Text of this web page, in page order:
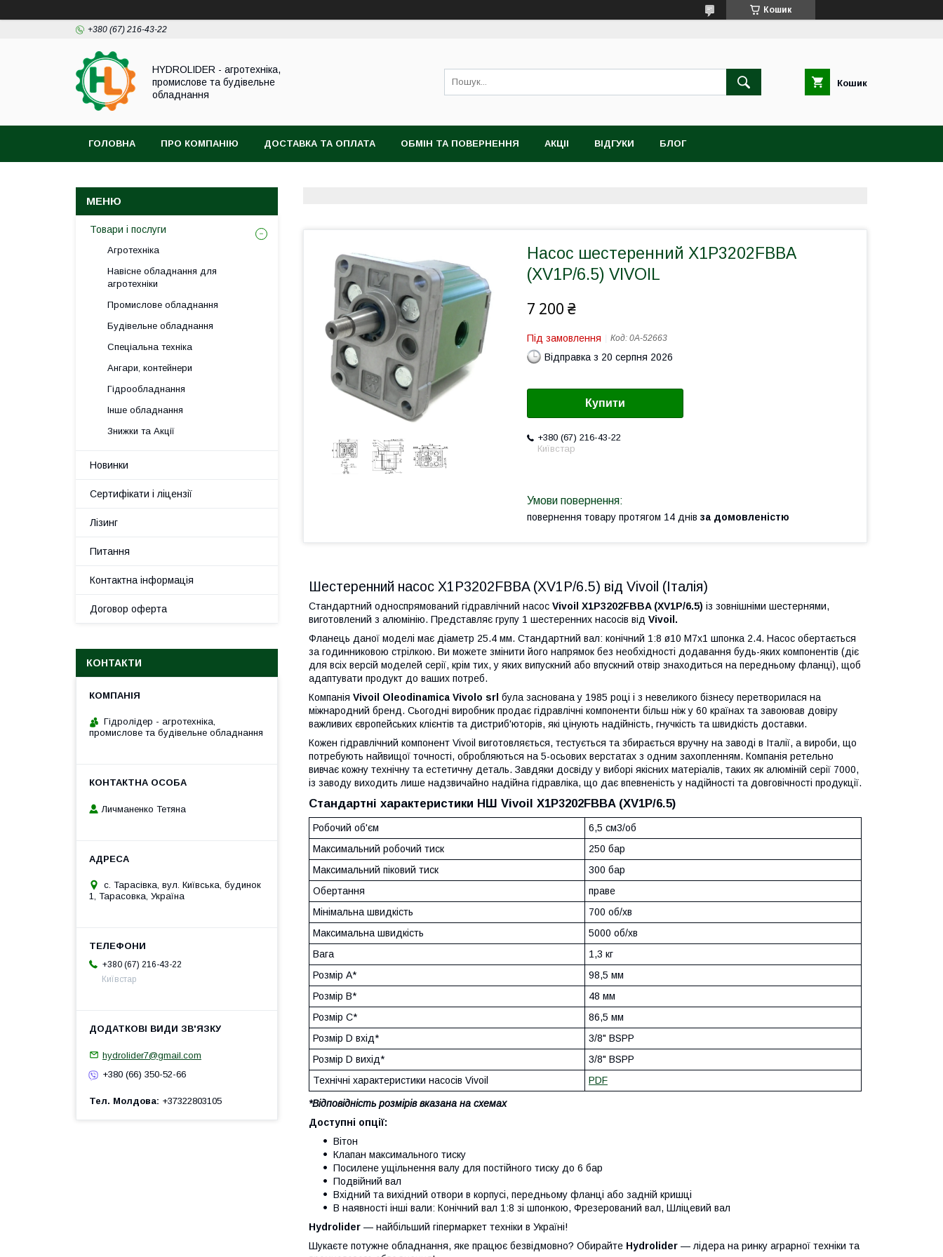
Кошик
+380 (67) 216-43-22
HYDROLIDER - агротехніка,
промислове та будівельне
обладнання
Кошик
ГОЛОВНА ПРО КОМПАНІЮ ДОСТАВКА ТА ОПЛАТА ОБМІН ТА ПОВЕРНЕННЯ АКЦІІ ВІДГУКИ БЛОГ
Насос шестеренний X1P3202FBBA
(XV1P/6.5) VIVOIL
7 200 ₴
Під замовлення Код: 0А-52663
Відправка з 20 серпня 2026
Купити
+380 (67) 216-43-22
Київстар
повернення товару протягом 14 днів за домовленістю
Шестеренний насос X1P3202FBBA (XV1P/6.5) від Vivoil (Італія)
Стандартний односпрямований гідравлічний насос Vivoil X1P3202FBBA (XV1P/6.5) із зовнішніми шестернями,
виготовлений з алюмінію. Представляє групу 1 шестеренних насосів від Vivoil.
Фланець даної моделі має діаметр 25.4 мм. Стандартний вал: конічний 1:8 ø10 M7x1 шпонка 2.4. Насос обертається
за годинниковою стрілкою. Ви можете змінити його напрямок без необхідності додавання будь-яких компонентів (діє
для всіх версій моделей серії, крім тих, у яких випускний або впускний отвір знаходиться на передньому фланці), щоб
адаптувати продукт до ваших потреб.
Компанія Vivoil Oleodinamica Vivolo srl була заснована у 1985 році і з невеликого бізнесу перетворилася на
міжнародний бренд. Сьогодні виробник продає гідравлічні компоненти більш ніж у 60 країнах та завоював довіру
важливих європейських клієнтів та дистриб'юторів, які цінують надійність, гнучкість та швидкість доставки.
Кожен гідравлічний компонент Vivoil виготовляється, тестується та збирається вручну на заводі в Італії, а вироби, що
потребують найвищої точності, обробляються на 5-осьових верстатах з одним захопленням. Компанія ретельно
вивчає кожну технічну та естетичну деталь. Завдяки досвіду у виборі якісних матеріалів, таких як алюміній серії 7000,
із заводу виходить лише надзвичайно надійна гідравліка, що дає впевненість у надійності та довговічності продукції.
Стандартні характеристики НШ Vivoil X1P3202FBBA (XV1P/6.5)
Робочий об'єм
6,5 см3/об
Максимальний робочий тиск
250 бар
Максимальний піковий тиск
300 бар
Обертання
праве
Мінімальна швидкість
700 об/хв
Максимальна швидкість
5000 об/хв
Вага
1,3 кг
Розмір A*
98,5 мм
Розмір B*
48 мм
Розмір C*
86,5 мм
Розмір D вхід*
3/8" BSPP
Розмір D вихід*
3/8" BSPP
Технічні характеристики насосів Vivoil
PDF
*Відповідність розмірів вказана на схемах
Доступні опції:
Вітон
Клапан максимального тиску
Посилене ущільнення валу для постійного тиску до 6 бар
Подвійний вал
Вхідний та вихідний отвори в корпусі, передньому фланці або задній кришці
В наявності інші вали: Конічний вал 1:8 зі шпонкою, Фрезерований вал, Шліцевий вал
Hydrolider — найбільший гіпермаркет техніки в Україні!
Шукаєте потужне обладнання, яке працює безвідмовно? Обирайте Hydrolider — лідера на ринку аграрної техніки та
Товари і послуги
Агротехніка
Навісне обладнання для
агротехніки
Промислове обладнання
Будівельне обладнання
Спеціальна техніка
Ангари, контейнери
Гідрообладнання
Інше обладнання
Знижки та Акції
Новинки
Сертифікати і ліцензії
Лізинг
Питання
Контактна інформація
Договор оферта
КОНТАКТИ
Гідролідер - агротехніка,
промислове та будівельне обладнання
Личманенко Тетяна
с. Тарасівка, вул. Київська, будинок
1, Тарасовка, Україна
+380 (67) 216-43-22
Київстар
hydrolider7@gmail.com
+380 (66) 350-52-66
Тел. Молдова +37322803105